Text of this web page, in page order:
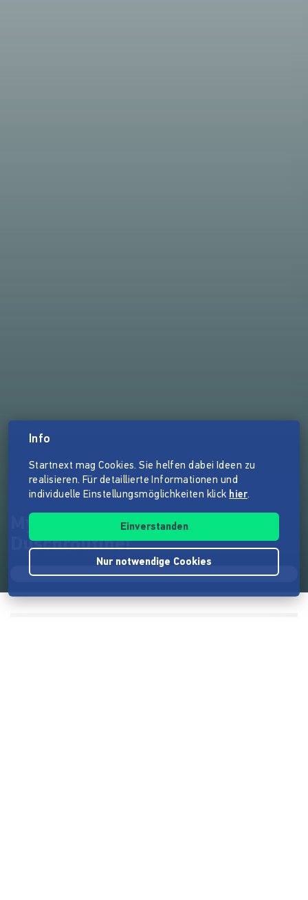
Mylly - die Revolution Deiner
Duschroutine!
Info
Startnext mag Cookies. Sie helfen dabei Ideen zu
realisieren. Für detaillierte Informationen und
individuelle Einstellungsmöglichkeiten klick hier.
Einverstanden
Nur notwendige Cookies